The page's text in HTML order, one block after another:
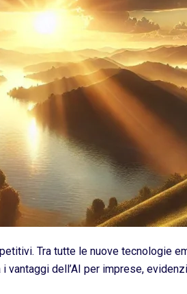
Tra tutte le nuove tecnologie
dell’AI per imprese,